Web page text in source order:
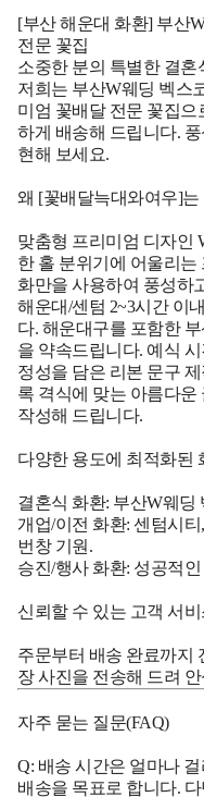
[부산 해운대 화환] 부산
전문 꽃집
소중한 분의 특별한 결
저희는 부산W웨딩 벡스
미엄 꽃배달 전문 꽃집
하게 배송해 드립니다.
현해 보세요.
왜 [꽃배달늑대와여우]는
맞춤형 프리미엄 디자인
한 홀 분위기에 어울리
화만을 사용하여 풍성하
해운대/센텀 2~3시간 이
다. 해운대구를 포함한
을 약속드립니다. 예식
정성을 담은 리본 문구
록 격식에 맞는 아름다
작성해 드립니다.
다양한 용도에 최적화된
결혼식 화환: 부산W웨딩
개업/이전 화환: 센텀시
번창 기원.
승진/행사 화환: 성공적
신뢰할 수 있는 고객 서비
주문부터 배송 완료까지
장 사진을 전송해 드려
자주 묻는 질문(FAQ)
Q: 배송 시간은 얼마나
배송을 목표로 합니다.